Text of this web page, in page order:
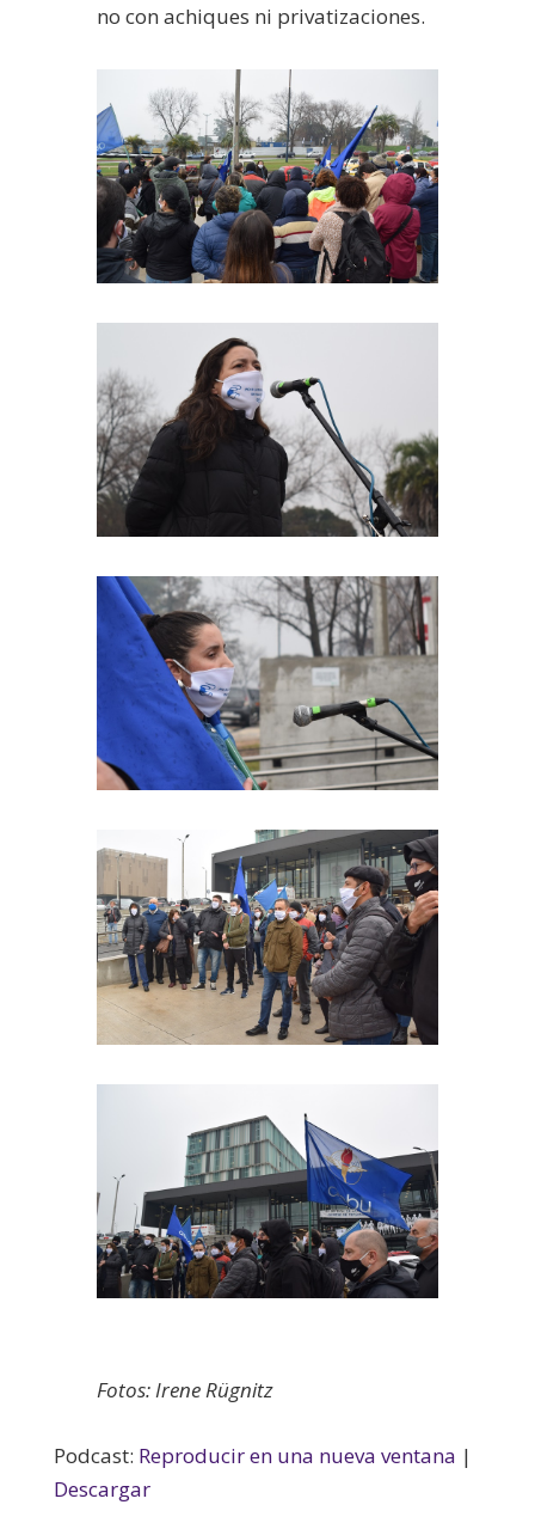
no con achiques ni privatizaciones.
Fotos: Irene Rügnitz
Podcast: Reproducir en una nueva ventana |
Descargar